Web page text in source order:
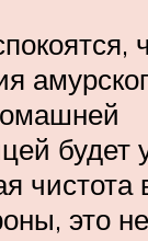
будет
это